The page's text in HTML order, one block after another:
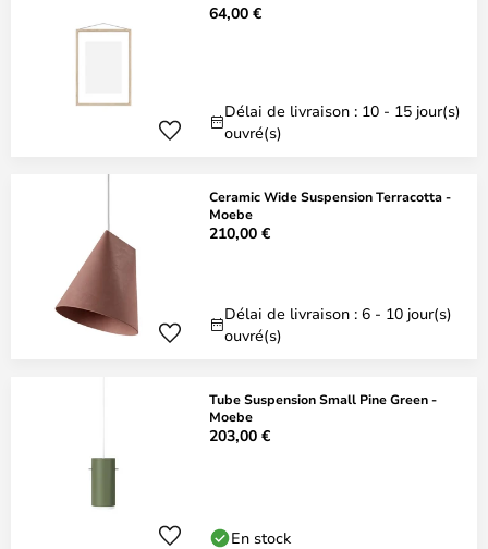
64,00 €
Délai de livraison : 10 - 15 jour(s)
ouvré(s)
Ceramic Wide Suspension Terracotta -
Moebe
210,00 €
Délai de livraison : 6 - 10 jour(s)
ouvré(s)
Tube Suspension Small Pine Green -
Moebe
203,00 €
En stock